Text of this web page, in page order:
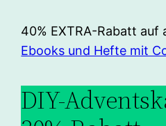
40% EXTRA-Rabatt auf
Ebooks und Hefte mit
DIY-